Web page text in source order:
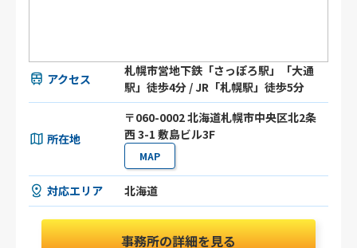
アクセス
札幌市営地下鉄「さっぽろ駅」「大通
駅」徒歩4分 / JR「札幌駅」徒歩5分
所在地
〒060-0002 北海道札幌市中央区北2条
西 3-1 敷島ビル3F
MAP
対応エリア 北海道
事務所の詳細を見る